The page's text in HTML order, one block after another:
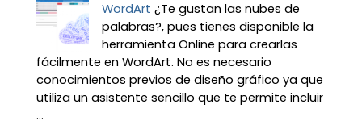
WordArt ¿Te gustan las nubes de
palabras?, pues tienes disponible la
herramienta Online para crearlas
fácilmente en WordArt. No es necesario
conocimientos previos de diseño gráfico ya que
utiliza un asistente sencillo que te permite incluir
...